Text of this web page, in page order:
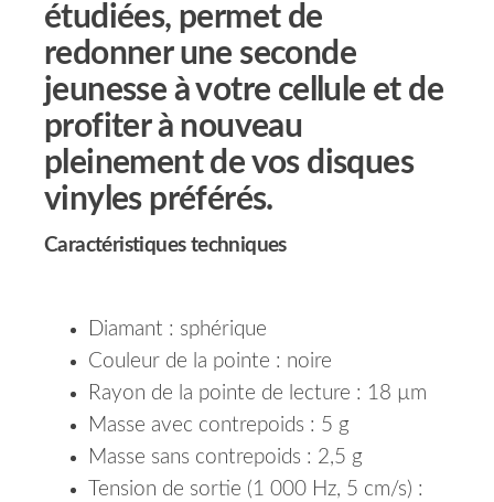
étudiées, permet de
redonner une seconde
jeunesse à votre cellule et de
profiter à nouveau
pleinement de vos disques
vinyles préférés.
Caractéristiques techniques
Diamant : sphérique
Couleur de la pointe : noire
Rayon de la pointe de lecture : 18 µm
Masse avec contrepoids : 5 g
Masse sans contrepoids : 2,5 g
Tension de sortie (1 000 Hz, 5 cm/s) :